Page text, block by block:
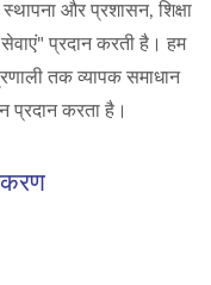
और प्रशासन, शिक्षा
प्रदान करती है। हम
तक व्यापक समाधान
प्रदान करता है।